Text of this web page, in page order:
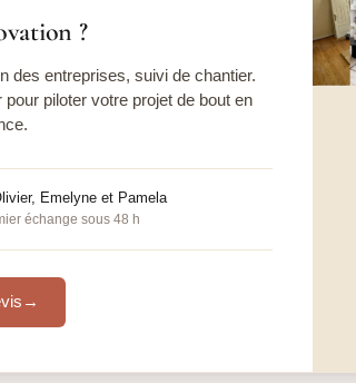
?
des entreprises, suivi de chantier.
pour piloter votre projet de bout en
Emelyne et Pamela
échange sous 48 h
→